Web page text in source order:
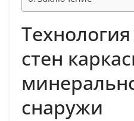
стен
снаружи